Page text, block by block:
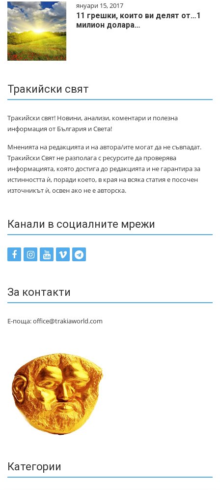
януари 15, 2017
11 грешки, които ви делят от…1
милиoн дoлapa…
Тракийски свят
Тракийски свят! Новини, анализи, коментари и полезна
информация от България и Света!
Мненията на редакцията и на автора/ите могат да не съвпадат.
Тракийски Свят не разполага с ресурсите да проверява
информацията, която достига до редакцията и не гарантира за
истинността ѝ, поради което, в края на всяка статия е посочен
източникът ѝ, освен ако не е авторска.
Канали в социалните мрежи
За контакти
Е-поща: office@trakiaworld.com
Категории